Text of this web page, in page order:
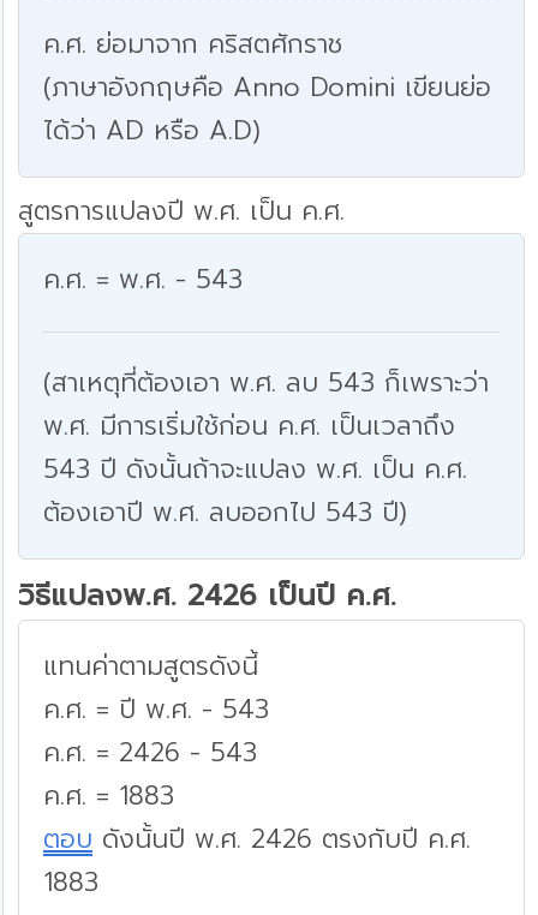
ค.ศ. ย่อมาจาก คริสตศักราช
(ภาษาอังกฤษคือ Anno Domini เขียนย่อ
ได้ว่า AD หรือ A.D)
สูตรการแปลงปี พ.ศ. เป็น ค.ศ.
ค.ศ. = พ.ศ. - 543
(สาเหตุที่ต้องเอา พ.ศ. ลบ 543 ก็เพราะว่า
พ.ศ. มีการเริ่มใช้ก่อน ค.ศ. เป็นเวลาถึง
543 ปี ดังนั้นถ้าจะแปลง พ.ศ. เป็น ค.ศ.
ต้องเอาปี พ.ศ. ลบออกไป 543 ปี)
วิธีแปลงพ.ศ. 2426 เป็นปี ค.ศ.
แทนค่าตามสูตรดังนี้
ค.ศ. = ปี พ.ศ. - 543
ค.ศ. = 2426 - 543
ค.ศ. = 1883
ตอบ ดังนั้นปี พ.ศ. 2426 ตรงกับปี ค.ศ.
1883